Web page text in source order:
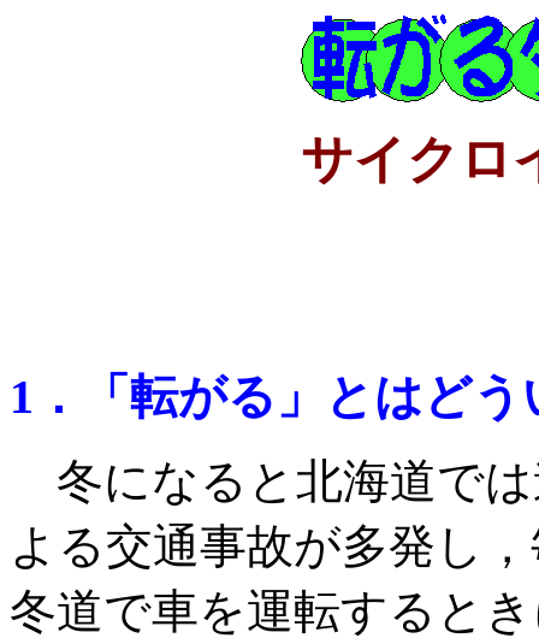
サイクロ
1．「転がる」とはど
冬になると北海道で
よる交通事故が多発し
冬道で車を運転すると